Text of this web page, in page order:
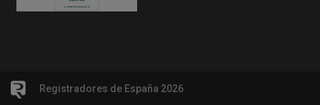
Registradores de España 2026